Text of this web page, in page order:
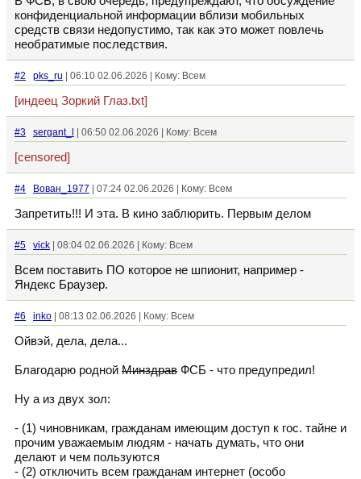
конфиденциальной информации вблизи мобильных
средств связи недопустимо, так как это может повлечь
необратимые последствия.
#2 pks_ru | 06:10 02.06.2026 | Кому: Всем
[индеец Зоркий Глаз.txt]
#3 sergant_l | 06:50 02.06.2026 | Кому: Всем
[censored]
#4 Вован_1977 | 07:24 02.06.2026 | Кому: Всем
Запретить!!! И эта. В кино заблюрить. Первым делом
#5 vick | 08:04 02.06.2026 | Кому: Всем
Всем поставить ПО которое не шпионит, например -
Яндекс Браузер.
#6 inko | 08:13 02.06.2026 | Кому: Всем
Ойвэй, дела, дела...
Благодарю родной Минздрав ФСБ - что предупредил!
Ну а из двух зол:
- (1) чиновникам, гражданам имеющим доступ к гос. тайне и
прочим уважаемым людям - начать думать, что они
делают и чем пользуются
- (2) отключить всем гражданам интернет (особо